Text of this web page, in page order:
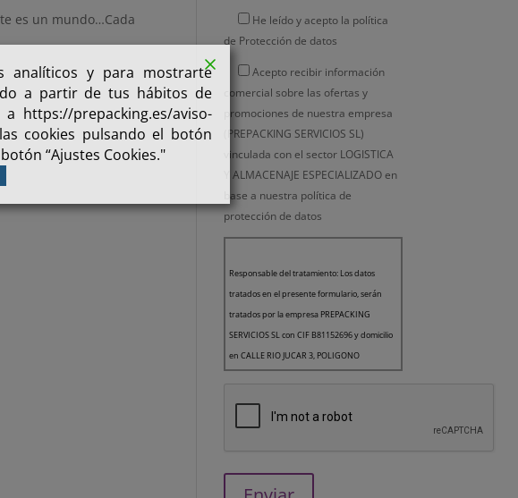
es un mundo…Cada
He leído y acepto la política
de Protección de datos
Acepto recibir información
comercial sobre las ofertas y
promociones de nuestra empresa
(PREPACKING SERVICIOS SL)
vinculada con el sector LOGISTICA
Y ALMACENAJE ESPECIALIZADO en
base a nuestra política de
protección de datos
Responsable del tratamiento: Los datos
tratados en el presente formulario, serán
tratados por la empresa PREPACKING
SERVICIOS SL con CIF B81152696 y domicilio
en CALLE RIO JUCAR 3, POLIGONO
de los datos.
de usuarios de la página web. Asimismo, en
analíticos y para mostrarte
a partir de tus hábitos de
https://prepacking.es/aviso-
cookies pulsando el botón
“Ajustes Cookies."